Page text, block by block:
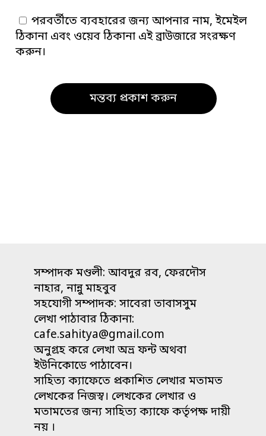
পরবর্তীতে ব্যবহারের জন্য আপনার নাম, ইমেইল
ঠিকানা এবং ওয়েব ঠিকানা এই ব্রাউজারে সংরক্ষণ
করুন।
সম্পাদক মণ্ডলী: আবদুর রব, ফেরদৌস
নাহার, নান্নু মাহবুব
সহযোগী সম্পাদক: সাবেরা তাবাসসুম
লেখা পাঠাবার ঠিকানা:
cafe.sahitya@gmail.com
অনুগ্রহ করে লেখা অভ্র ফন্ট অথবা
ইউনিকোডে পাঠাবেন।
সাহিত্য ক্যাফেতে প্রকাশিত লেখার মতামত
লেখকের নিজস্ব। লেখকের লেখার ও
মতামতের জন্য সাহিত্য ক্যাফে কর্তৃপক্ষ দায়ী
নয় ।